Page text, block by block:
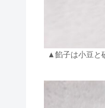
▲餡子は小豆と